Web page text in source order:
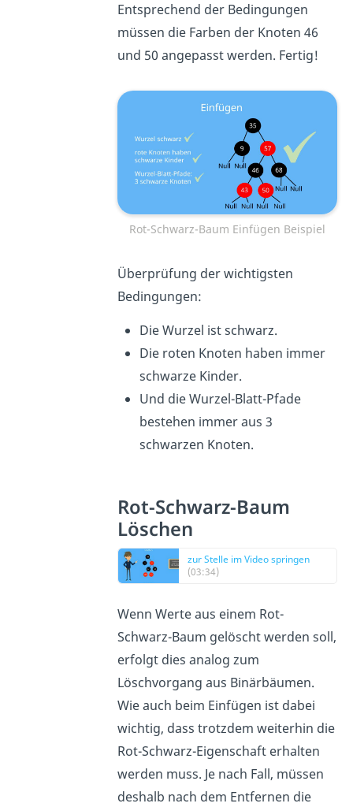
Entsprechend der Bedingungen
müssen die Farben der Knoten 46
und 50 angepasst werden. Fertig!
Rot-Schwarz-Baum Einfügen Beispiel
Überprüfung der wichtigsten
Bedingungen:
Die Wurzel ist schwarz.
Die roten Knoten haben immer
schwarze Kinder.
Und die Wurzel-Blatt-Pfade
bestehen immer aus 3
schwarzen Knoten.
Rot-Schwarz-Baum
Löschen
zur Stelle im Video springen
(03:34)
Wenn Werte aus einem Rot-
Schwarz-Baum gelöscht werden soll,
erfolgt dies analog zum
Löschvorgang aus Binärbäumen.
Wie auch beim Einfügen ist dabei
wichtig, dass trotzdem weiterhin die
Rot-Schwarz-Eigenschaft erhalten
werden muss. Je nach Fall, müssen
deshalb nach dem Entfernen die